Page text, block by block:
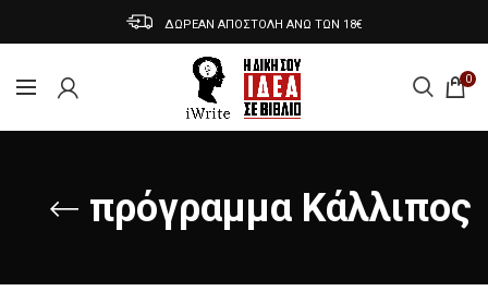
ΔΩΡΕΑΝ ΑΠΟΣΤΟΛΗ ΑΝΩ ΤΩΝ 18€
0
πρόγραμμα Κάλλιπος